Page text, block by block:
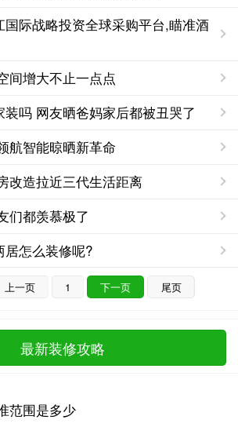
际战略投资全球采购平台,瞄准酒
间增大不止一点点
吗 网友晒爸妈家后都被丑哭了
航智能晾晒新革命
改造拉近三代生活距离
们都羡慕极了
居怎么装修呢?
上一页 1 下一页 尾页
最新装修攻略
范围是多少